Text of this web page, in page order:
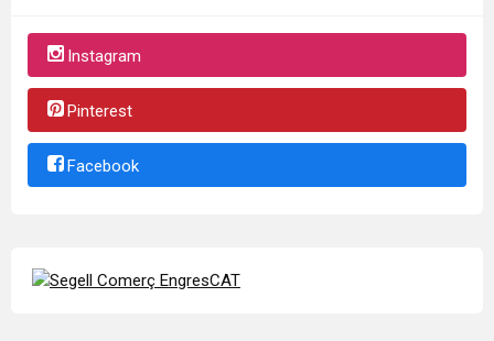
Instagram
Pinterest
Facebook